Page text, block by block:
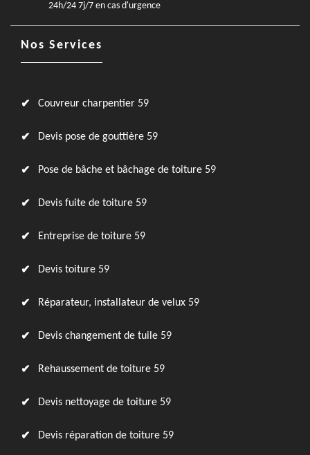
24h/24 7j/7 en cas d'urgence
Nos Services
Couvreur charpentier 59
Devis pose de gouttière 59
Pose de bâche et bâchage de toiture 59
Devis fuite de toiture 59
Entreprise de toiture 59
Devis toiture 59
Réparateur, installateur de velux 59
Devis changement de tuile 59
Rehaussement de toiture 59
Devis nettoyage de toiture 59
Devis réparation de toiture 59